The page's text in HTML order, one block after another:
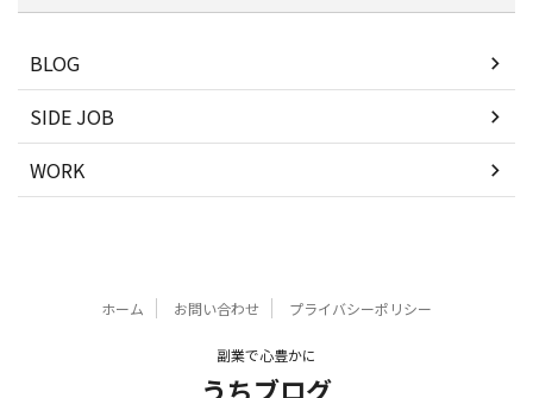
BLOG
SIDE JOB
WORK
ホーム お問い合わせ プライバシーポリシー
副業で心豊かに
うちブログ